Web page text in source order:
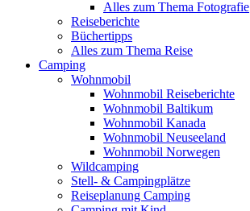
Alles zum Thema Fotografie
Reiseberichte
Büchertipps
Alles zum Thema Reise
Camping
Wohnmobil
Wohnmobil Reiseberichte
Wohnmobil Baltikum
Wohnmobil Kanada
Wohnmobil Neuseeland
Wohnmobil Norwegen
Wildcamping
Stell- & Campingplätze
Reiseplanung Camping